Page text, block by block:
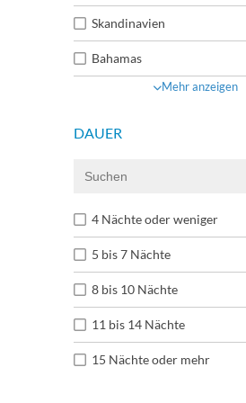
Skandinavien
Bahamas
Mehr anzeigen
DAUER
4 Nächte oder weniger
5 bis 7 Nächte
8 bis 10 Nächte
11 bis 14 Nächte
15 Nächte oder mehr